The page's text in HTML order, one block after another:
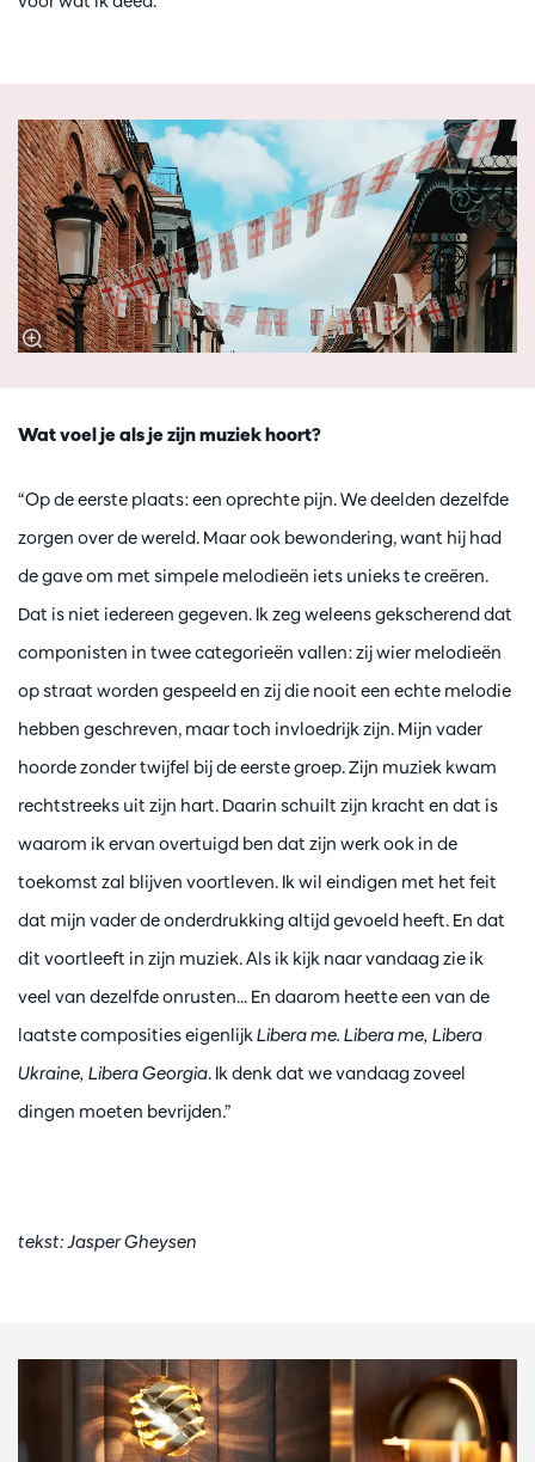
Wat voel je als je zijn muziek hoort?
“Op de eerste plaats: een oprechte pijn. We deelden dezelfde
zorgen over de wereld. Maar ook bewondering, want hij had
de gave om met simpele melodieën iets unieks te creëren.
Dat is niet iedereen gegeven. Ik zeg weleens gekscherend dat
componisten in twee categorieën vallen: zij wier melodieën
op straat worden gespeeld en zij die nooit een echte melodie
hebben geschreven, maar toch invloedrijk zijn. Mijn vader
hoorde zonder twijfel bij de eerste groep. Zijn muziek kwam
rechtstreeks uit zijn hart. Daarin schuilt zijn kracht en dat is
waarom ik ervan overtuigd ben dat zijn werk ook in de
toekomst zal blijven voortleven. Ik wil eindigen met het feit
dat mijn vader de onderdrukking altijd gevoeld heeft. En dat
dit voortleeft in zijn muziek. Als ik kijk naar vandaag zie ik
veel van dezelfde onrusten... En daarom heette een van de
laatste composities eigenlijkLibera me. Libera me, Libera
Ukraine, Libera Georgia. Ik denk dat we vandaag zoveel
dingen moeten bevrijden.”
tekst: Jasper Gheysen